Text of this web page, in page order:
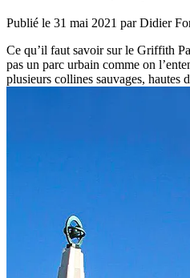
Publié le 31 mai 2021 par Didier
Ce qu’il faut savoir sur le Griffith
pas un parc urbain comme on
plusieurs collines sauvages,